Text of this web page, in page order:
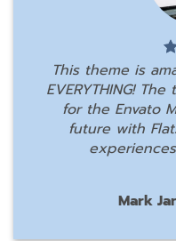
This theme is
EVERYTHING!
for the Envato
future with
Mark